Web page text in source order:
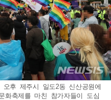
오후 제주시 일도2동 신산공원에
화축제를 마친 참가자들이 도심